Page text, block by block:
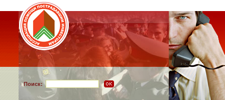
Поиск: